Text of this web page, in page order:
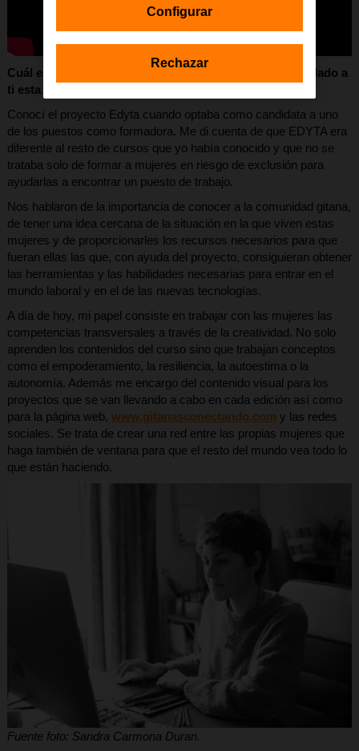
Cuál es tu aportación al proyecto EDYTA? ¿Qué te ha dado a
ti esta iniciativa?
Conocí el proyecto Edyta cuando optaba como candidata a uno
de los puestos como formadora. Me di cuenta de que EDYTA era
diferente al resto de cursos que yo había conocido y que no se
trataba solo de formar a mujeres en riesgo de exclusión para
ayudarlas a encontrar un puesto de trabajo.
Nos hablaron de la importancia de conocer a la comunidad gitana,
de tener una idea cercana de la situación en la que viven estas
mujeres y de proporcionarles los recursos necesarios para que
fueran ellas las que, con ayuda del proyecto, consiguieran obtener
las herramientas y las habilidades necesarias para entrar en el
mundo laboral y en el de las nuevas tecnologías.
A día de hoy, mi papel consiste en trabajar con las mujeres las
competencias transversales a través de la creatividad. No solo
aprenden los contenidos del curso sino que trabajan conceptos
como el empoderamiento, la resiliencia, la autoestima o la
autonomía. Además me encargo del contenido visual para los
proyectos que se van llevando a cabo en cada edición así como
para la página web, www.gitanasconectando.com y las redes
sociales. Se trata de crear una red entre las propias mujeres que
haga también de ventana para que el resto del mundo vea todo lo
que están haciendo.
Fuente foto: Sandra Carmona Duran.
Configurar
Rechazar